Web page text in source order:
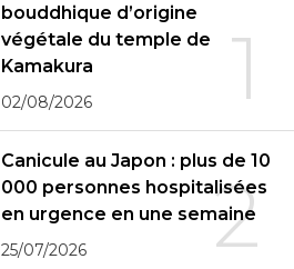
1
bouddhique d’origine
végétale du temple de
Kamakura
02/08/2026
2
Canicule au Japon : plus de 10
000 personnes hospitalisées
en urgence en une semaine
25/07/2026